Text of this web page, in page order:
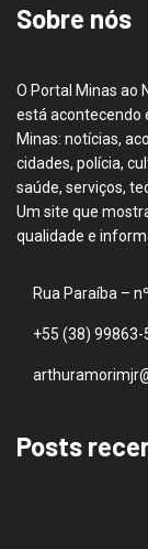
Sobre nós
O Portal Minas ao
está acontecendo
Minas: notícias,
cidades, polícia,
saúde, serviços,
Um site que
qualidade e
Rua Paraíba –
+55 (38) 99863-
Posts